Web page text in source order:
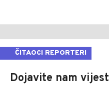
ČITAOCI REPORTERI
Dojavite nam vijest